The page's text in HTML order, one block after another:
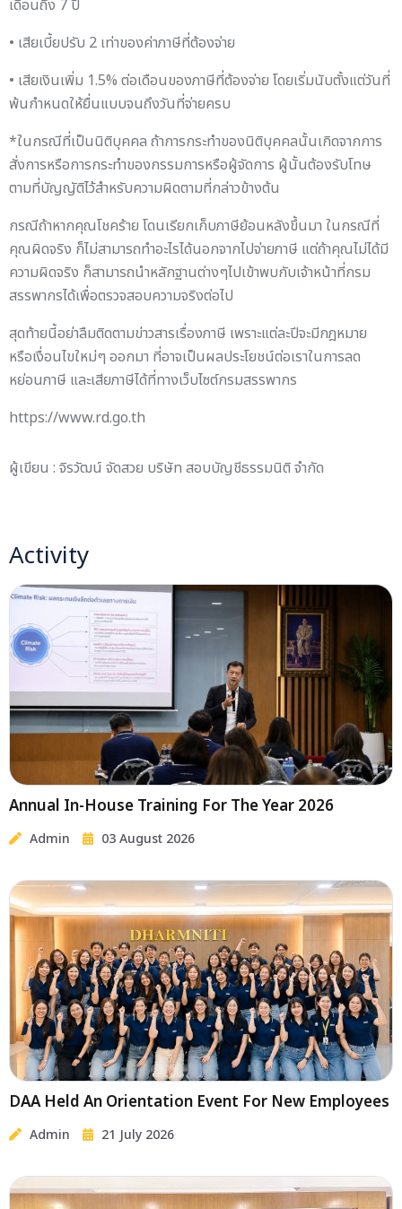
เดือนถึง 7 ปี
• เสียเบี้ยปรับ 2 เท่าของค่าภาษีที่ต้องจ่าย
• เสียเงินเพิ่ม 1.5% ต่อเดือนของภาษีที่ต้องจ่าย โดยเริ่มนับตั้งแต่วันที่
พ้นกำหนดให้ยื่นแบบจนถึงวันที่จ่ายครบ
*ในกรณีที่เป็นนิติบุคคล ถ้าการกระทำของนิติบุคคลนั้นเกิดจากการ
สั่งการหรือการกระทำของกรรมการหรือผู้จัดการ ผู้นั้นต้องรับโทษ
ตามที่บัญญัติไว้สำหรับความผิดตามที่กล่าวข้างต้น
กรณีถ้าหากคุณโชคร้าย โดนเรียกเก็บภาษีย้อนหลังขึ้นมา ในกรณีที่
คุณผิดจริง ก็ไม่สามารถทำอะไรได้นอกจากไปจ่ายภาษี แต่ถ้าคุณไม่ได้มี
ความผิดจริง ก็สามารถนำหลักฐานต่างๆไปเข้าพบกับเจ้าหน้าที่กรม
สรรพากรได้เพื่อตรวจสอบความจริงต่อไป
สุดท้ายนี้อย่าลืมติดตามข่าวสารเรื่องภาษี เพราะแต่ละปีจะมีกฎหมาย
หรือเงื่อนไขใหม่ๆ ออกมา ที่อาจเป็นผลประโยชน์ต่อเราในการลด
หย่อนภาษี และเสียภาษีได้ที่ทางเว็บไซต์กรมสรรพากร
https://www.rd.go.th
ผู้เขียน : จิรวัฒน์ จัดสวย บริษัท สอบบัญชีธรรมนิติ จำกัด
Activity
Annual In-House Training For The Year 2026
Admin 03 August 2026
DAA Held An Orientation Event For New Employees
Admin 21 July 2026